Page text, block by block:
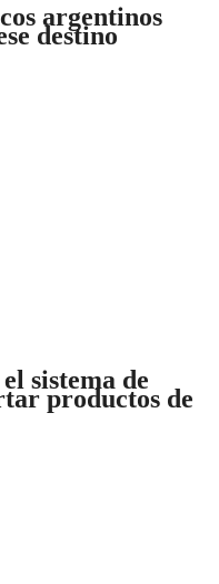
argentinos
destino
sistema de
productos de